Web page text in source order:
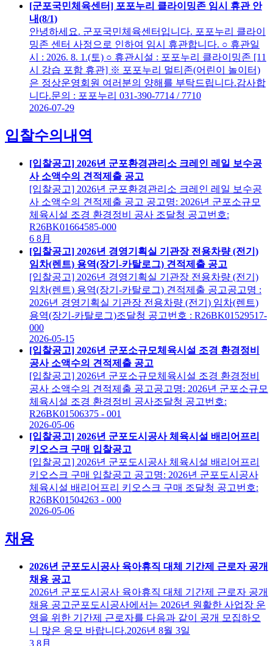
[군포국민체육센터] 포포누리 클라이밍존 임시 휴관 안
내(8/1)
안녕하세요. 군포국민체육센터입니다. 포포누리 클라이
밍존 센터 사정으로 인하여 임시 휴관합니다. ○ 휴관일
시 : 2026. 8. 1.(토) ○ 휴관시설 : 포포누리 클라이밍존 [11
시 강습 포함 휴관] ※ 포포누리 멀티존(어린이 놀이터)
은 정상운영회원 여러분의 양해를 부탁드립니다.감사합
니다.문의 : 포포누리 031-390-7714 / 7710
2026-07-29
입찰수의내역
[입찰공고] 2026년 군포환경관리소 크레인 레일 보수공
사 소액수의 견적제출 공고
[입찰공고] 2026년 군포환경관리소 크레인 레일 보수공
사 소액수의 견적제출 공고 공고명: 2026년 군포소규모
체육시설 조경 환경정비 공사 조달청 공고번호:
R26BK01664585-000
6 8月
[입찰공고] 2026년 경영기획실 기관장 전용차량 (전기)
임차(렌트) 용역(장기-카탈로그) 견적제출 공고
[입찰공고] 2026년 경영기획실 기관장 전용차량 (전기)
임차(렌트) 용역(장기-카탈로그) 견적제출 공고공고명 :
2026년 경영기획실 기관장 전용차량 (전기) 임차(렌트)
용역(장기-카탈로그)조달청 공고번호 : R26BK01529517-
000
2026-05-15
[입찰공고] 2026년 군포소규모체육시설 조경 환경정비
공사 소액수의 견적제출 공고
[입찰공고] 2026년 군포소규모체육시설 조경 환경정비
공사 소액수의 견적제출 공고공고명: 2026년 군포소규모
체육시설 조경 환경정비 공사조달청 공고번호:
R26BK01506375 - 001
2026-05-06
[입찰공고] 2026년 군포도시공사 체육시설 배리어프리
키오스크 구매 입찰공고
[입찰공고] 2026년 군포도시공사 체육시설 배리어프리
키오스크 구매 입찰공고 공고명: 2026년 군포도시공사
체육시설 배리어프리 키오스크 구매 조달청 공고번호:
R26BK01504263 - 000
2026-05-06
채용
2026년 군포도시공사 육아휴직 대체 기간제 근로자 공개
채용 공고
2026년 군포도시공사 육아휴직 대체 기간제 근로자 공개
채용 공고군포도시공사에서는 2026년 원활한 사업장 운
영을 위한 기간제 근로자를 다음과 같이 공개 모집하오
니 많은 응모 바랍니다.2026년 8월 3일
3 8月